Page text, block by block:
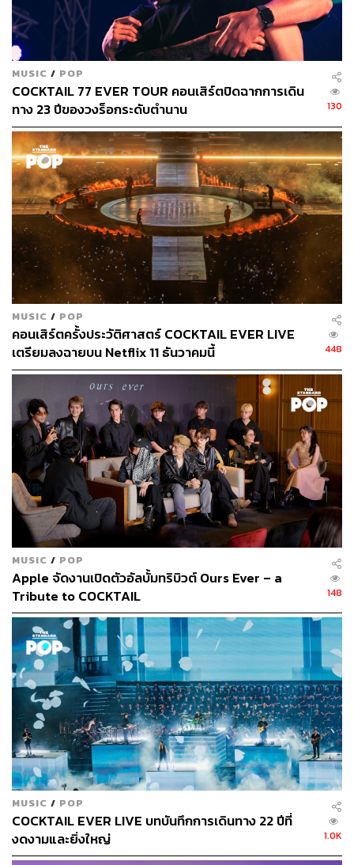
และ Valentino Highball (400 บาท)
ที่ตั้งชื่อตาม Rudolph
Valentino นักแสดงนำชายจากภาพยนตร์เก่า Blood & Sand
ปี 1922 มอลต์วิสกี้ผสมน้ำเงาะที่ผ่านเครื่อง Rotovap จนเหลือ
แค่กลิ่น ตามด้วยเหล้าส้มรสหวานขม
อินฟิวส์เปลือก
ส้มไทย น้ำแร่สปาร์กลิงและโทนิกปิดท้าย เหมาะไว้จิบยาวๆ
ตลอดคืน
Ooh La La ใส่พริกฮาลิพิโน และ Margherita or Margarita?
มาลองค็อกเทลอนาคตที่เล่นกับมาร์การิตากันบ้างกับOoh
La La (450 บาท) แก้วที่จิบแล้วต้องร้อง ‘Ooh La La’ ที่หยิบ
มาร์การิตามาเล่าใหม่ แบบไม่ง้อใส่เตกีลา เด่นที่ใส่พริกฮาลา
พิโนหอมๆ ผ่านกระบวนการวิทยาศาสตร์ด้วยเครื่อง
‘Rotovap’ สกัดเฉพาะกลิ่นหอมของพริกชวนน้ำลายสอออก
มาเท่านั้น ใส่บิตเตอร์และโทนิกซ่าๆ เติมความสดชื่น แล้ว
เคลือบขอบแก้วให้เหมือนมาร์การิตาต้นตำรับ แก้วนี้น่าจะ
ทำให้คุณประหลาดใจได้ไม่น้อย
ส่วนอีกแก้วเด่นคือมาร์การิตาเวอร์ชันยุคปัจจุบัน
Margherita
or Margarita? (430 บาท)
ที่ยกคำมาเล่นให้ชวนฉงนว่าสรุป
เป็นเครื่องดื่มหรือพิซซ่ากันแน่? โดยเป็นค็อกเทลที่ใส่ความ
เป็นพิซซ่าลงไปด้วย ใช้เตกีลาที่ผ่านการ ‘Fat Wash’ นำชีส
พาร์เมซานรสเค็มมัน และเหล้าคอร์เดียลมะเขือเทศใส่ลงไป
โรยใบโหระพาสดราวกับในพิซซ่า จนออกมาเป็นค็อกเทล
พิซซ่าระดับมือโปรไม่น่าเบือนหน้าแบบที่คุณคิดสักนิด!
MUSIC / POP
COCKTAIL 77 EVER TOUR คอนเสิร์ตปิดฉากการเดิน
ทาง 23 ปีของวงร็อกระดับตำนาน
130
MUSIC / POP
คอนเสิร์ตครั้งประวัติศาสตร์ COCKTAIL EVER LIVE
เตรียมลงฉายบน Netflix 11 ธันวาคมนี้
448
MUSIC / POP
Apple จัดงานเปิดตัวอัลบั้มทริบิวต์ Ours Ever – a
Tribute to COCKTAIL
148
MUSIC / POP
COCKTAIL EVER LIVE บทบันทึกการเดินทาง 22 ปีที่
งดงามและยิ่งใหญ่
1.0K